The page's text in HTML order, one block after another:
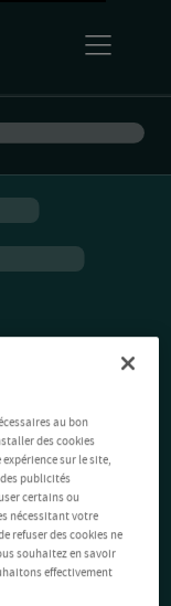
au bon
des cookies
sur le site,
publicités
certains ou
nécessitant votre
refuser des cookies ne
souhaitez en savoir
effectivement